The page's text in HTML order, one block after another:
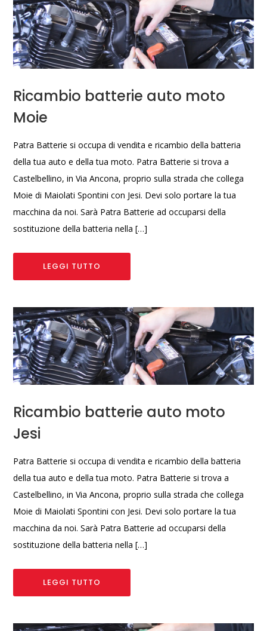
Ricambio batterie auto moto
Moie
Patra Batterie si occupa di vendita e ricambio della batteria
della tua auto e della tua moto. Patra Batterie si trova a
Castelbellino, in Via Ancona, proprio sulla strada che collega
Moie di Maiolati Spontini con Jesi. Devi solo portare la tua
macchina da noi. Sarà Patra Batterie ad occuparsi della
sostituzione della batteria nella […]
LEGGI TUTTO
Ricambio batterie auto moto
Jesi
Patra Batterie si occupa di vendita e ricambio della batteria
della tua auto e della tua moto. Patra Batterie si trova a
Castelbellino, in Via Ancona, proprio sulla strada che collega
Moie di Maiolati Spontini con Jesi. Devi solo portare la tua
macchina da noi. Sarà Patra Batterie ad occuparsi della
sostituzione della batteria nella […]
LEGGI TUTTO